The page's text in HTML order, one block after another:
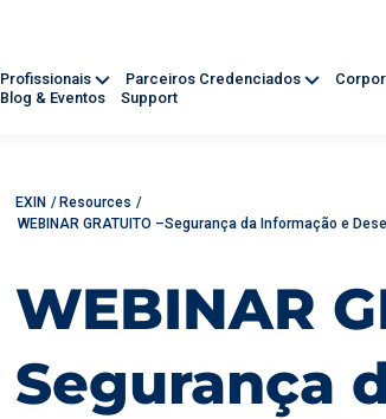
Profissionais Parceiros Credenciados
Blog & Eventos
Support
EXIN / Resources /
WEBINAR GRATUITO –Segurança da Informação e
WEBINAR
Segurança